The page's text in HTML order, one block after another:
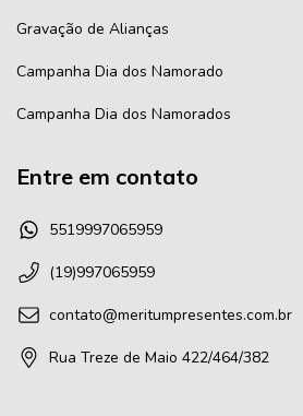
Gravação de Alianças
Campanha Dia dos Namorado
Campanha Dia dos Namorados
Entre em contato
5519997065959
(19)997065959
contato@meritumpresentes.com.br
Rua Treze de Maio 422/464/382